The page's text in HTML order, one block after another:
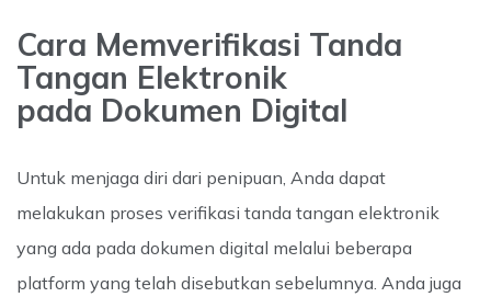
Cara Memverifikasi Tanda
Tangan Elektronik
pada Dokumen Digital
Untuk menjaga diri dari penipuan, Anda dapat
melakukan proses verifikasi tanda tangan elektronik
yang ada pada dokumen digital melalui beberapa
platform yang telah disebutkan sebelumnya. Anda juga